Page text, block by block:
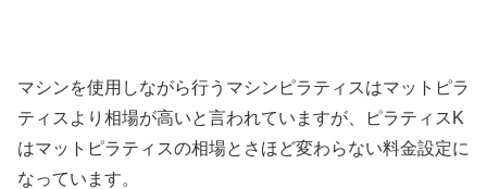
マシンを使用しながら行うマシンピラティスはマットピラ
ティスより相場が高いと言われていますが、ピラティスK
はマットピラティスの相場とさほど変わらない料金設定に
なっています。